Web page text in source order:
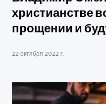
христианстве
прощении и
22 октября 2022 г.